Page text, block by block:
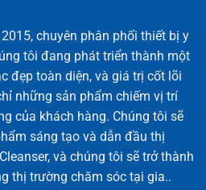
chuyên phân phối thiết bị y
tôi đang phát triển thành một
đẹp toàn diện, và giá trị cốt lõi
những sản phẩm chiếm vị trí
của khách hàng. Chúng tôi sẽ
sáng tạo và dẫn đầu thị
và chúng tôi sẽ trở thành
thị trường chăm sóc tại gia..